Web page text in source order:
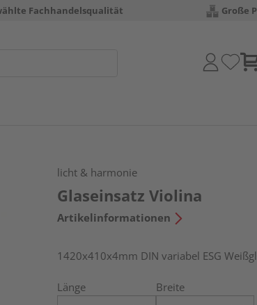
Fachhandelsqualität Große
licht & harmonie
Glaseinsatz Violina
Artikelinformationen
1420x410x4mm DIN variabel ESG
Länge Breite